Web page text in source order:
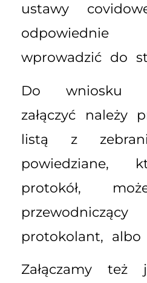
ustawy
wprowadzić do
Do wniosku
załączyć należy
listą z
powiedziane,
protokół,
protokolant,
Załączamy też